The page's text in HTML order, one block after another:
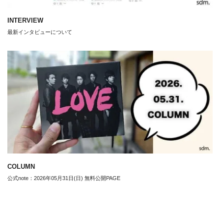
INTERVIEW
最新インタビューについて
COLUMN
公式note：2026年05月31日(日) 無料公開PAGE